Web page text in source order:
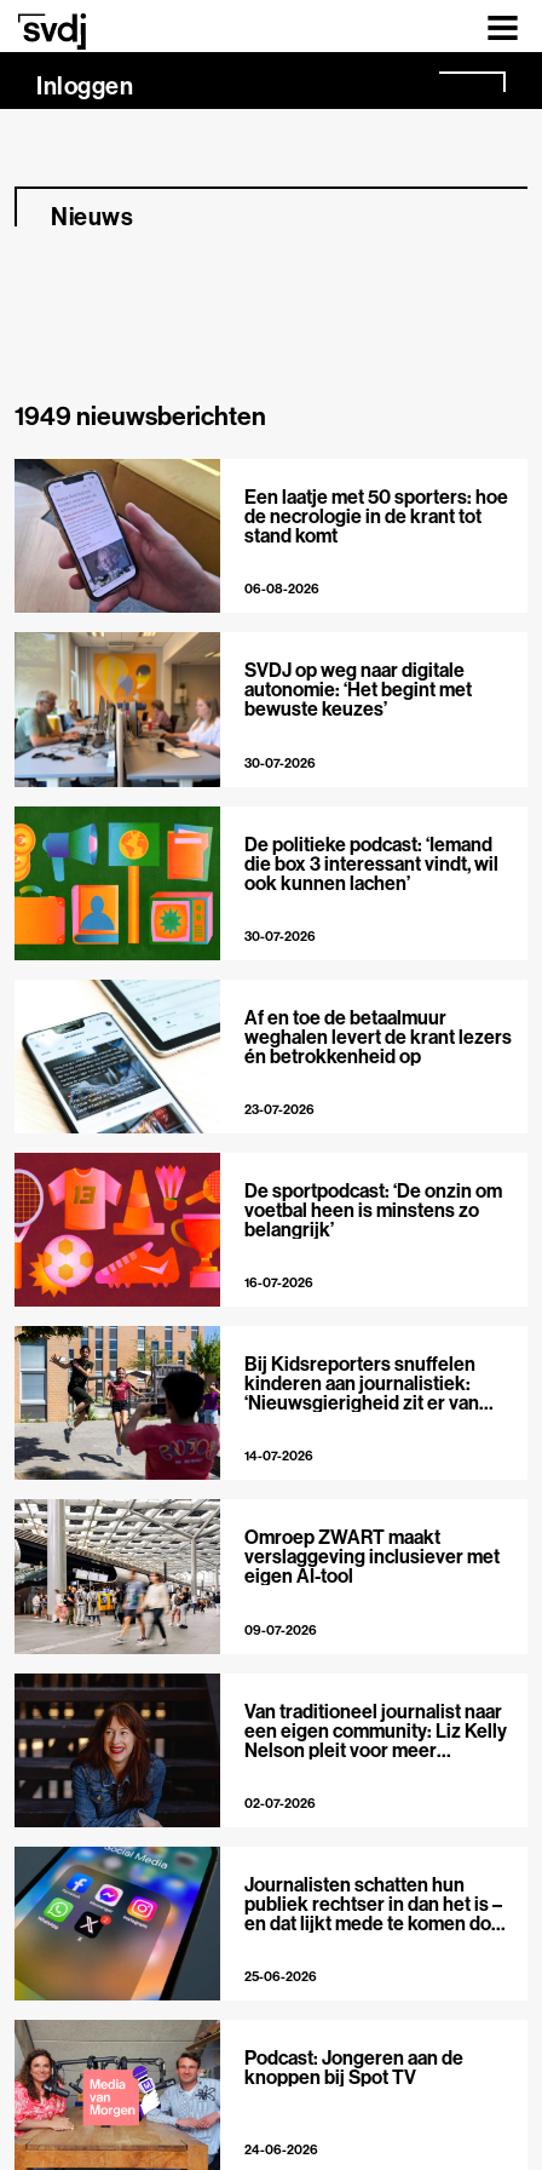
Naar hoofdinhoud
Inloggen
Nieuws
1949 nieuwsberichten
Een laatje met 50 sporters: hoe
de necrologie in de krant tot
stand komt
06-08-2026
SVDJ op weg naar digitale
autonomie: ‘Het begint met
bewuste keuzes’
30-07-2026
De politieke podcast: ‘Iemand
die box 3 interessant vindt, wil
ook kunnen lachen’
30-07-2026
Af en toe de betaalmuur
weghalen levert de krant lezers
én betrokkenheid op
23-07-2026
De sportpodcast: ‘De onzin om
voetbal heen is minstens zo
belangrijk’
16-07-2026
Bij Kidsreporters snuffelen
kinderen aan journalistiek:
‘Nieuwsgierigheid zit er van
14-07-2026
Omroep ZWART maakt
verslaggeving inclusiever met
eigen AI-tool
09-07-2026
Van traditioneel journalist naar
een eigen community: Liz Kelly
Nelson pleit voor meer
02-07-2026
Journalisten schatten hun
publiek rechtser in dan het is –
en dat lijkt mede te komen door
25-06-2026
Podcast: Jongeren aan de
knoppen bij Spot TV
24-06-2026